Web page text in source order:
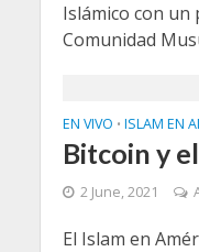
Islámico con un
Comunidad
EN VIVO • ISLAM EN
Bitcoin y
2 June, 2021
El Islam en